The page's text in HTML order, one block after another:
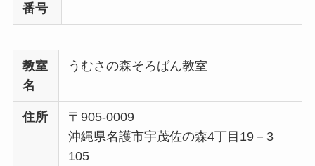
番号
教室
名
うむさの森そろばん教室
住所
〒905-0009
沖縄県名護市宇茂佐の森4丁目19－3
105